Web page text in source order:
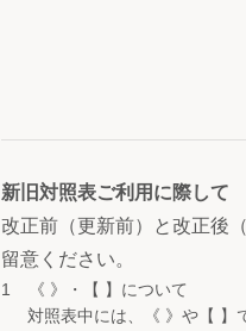
新旧対照表ご利用に際して
改正前（更新前）と改正後
留意ください。
《 》・【 】について
対照表中には、《 》や【 】